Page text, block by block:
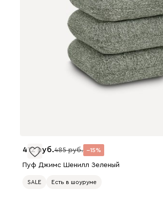
412 485 15
Пуф Джимс Шенилл Зеленый
SALE Есть в шоуруме